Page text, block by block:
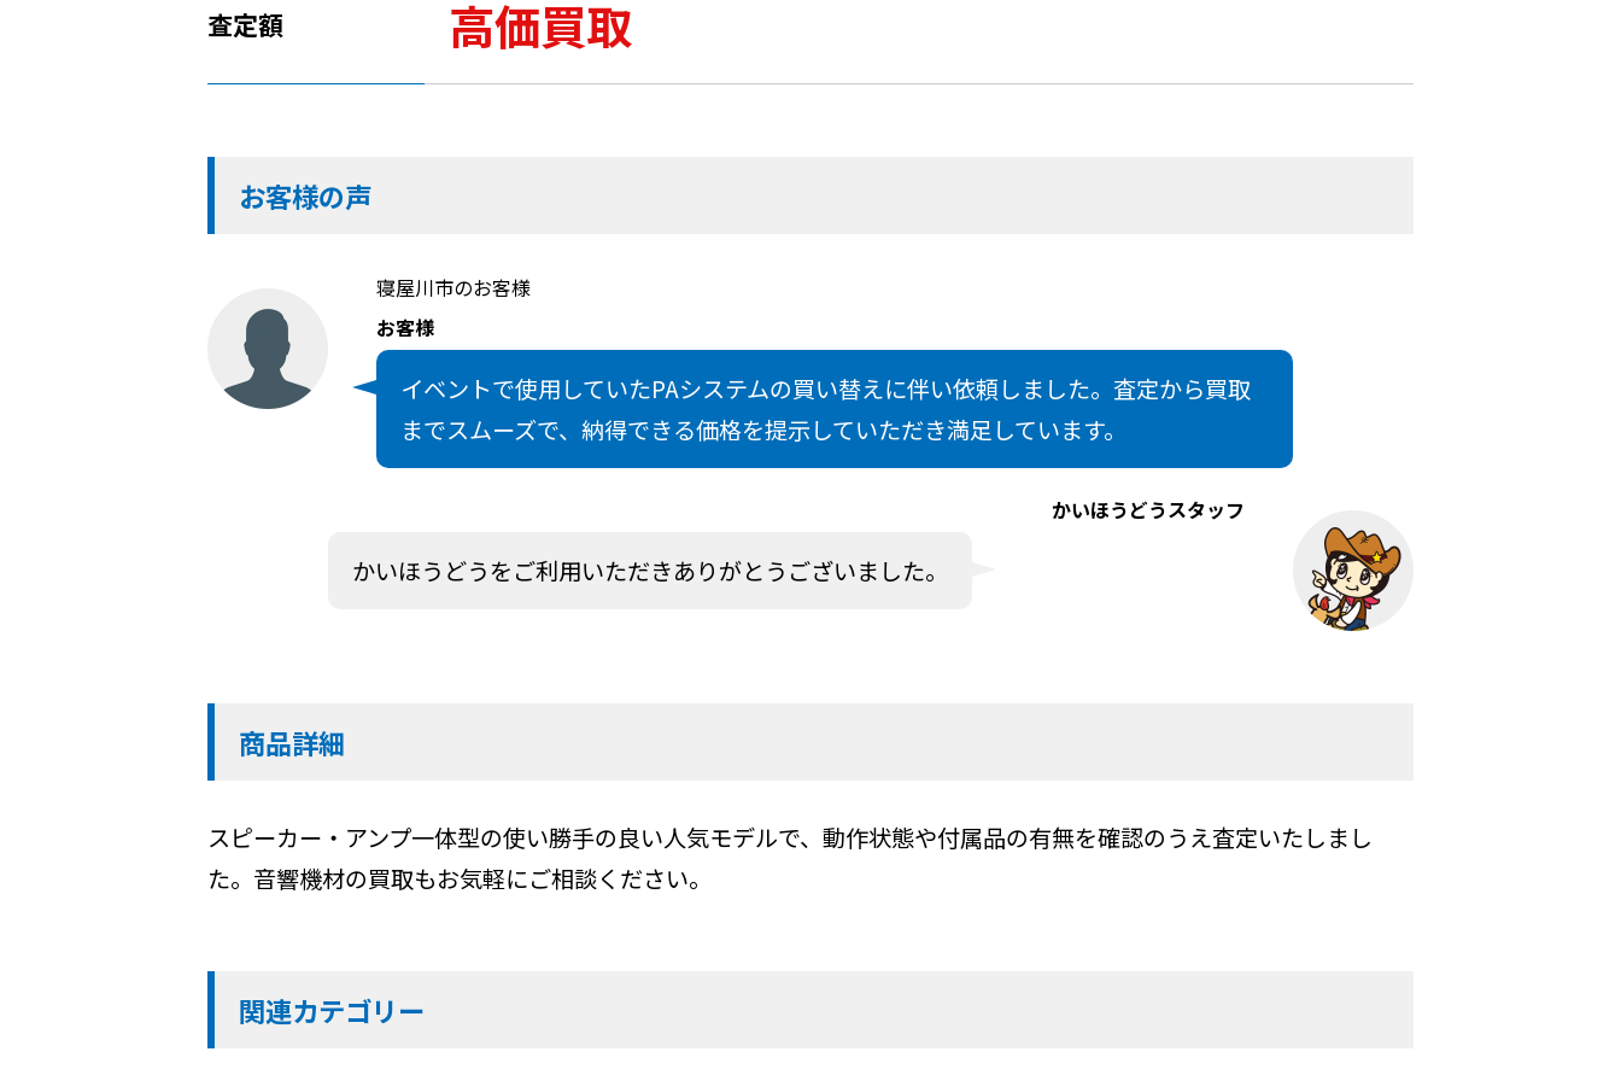
査定額 高価買取
お客様の声
寝屋川市のお客様
お客様
イベントで使用していたPAシステムの買い替えに伴い依頼しました。査定から買取
までスムーズで、納得できる価格を提示していただき満足しています。
かいほうどうスタッフ
かいほうどうをご利用いただきありがとうございました。
商品詳細
スピーカー・アンプ一体型の使い勝手の良い人気モデルで、動作状態や付属品の有無を確認のうえ査定いたしまし
た。音響機材の買取もお気軽にご相談ください。
関連カテゴリー